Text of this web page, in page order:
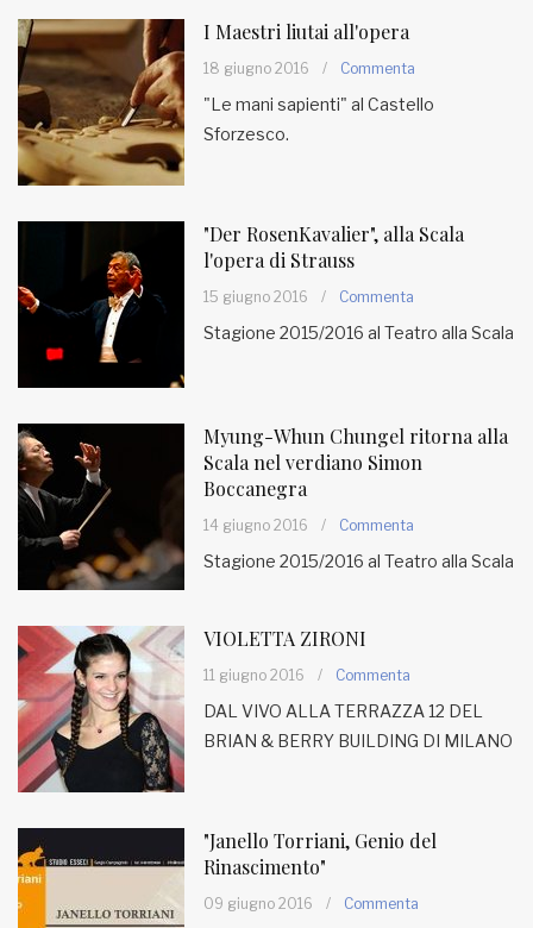
I Maestri liutai all'opera
18 giugno 2016 / Commenta
"Le mani sapienti" al Castello
Sforzesco.
"Der RosenKavalier", alla Scala
l'opera di Strauss
15 giugno 2016 / Commenta
Stagione 2015/2016 al Teatro alla Scala
Myung-Whun Chungel ritorna alla
Scala nel verdiano Simon
Boccanegra
14 giugno 2016 / Commenta
Stagione 2015/2016 al Teatro alla Scala
VIOLETTA ZIRONI
11 giugno 2016 / Commenta
DAL VIVO ALLA TERRAZZA 12 DEL
BRIAN & BERRY BUILDING DI MILANO
"Janello Torriani, Genio del
Rinascimento"
09 giugno 2016 / Commenta